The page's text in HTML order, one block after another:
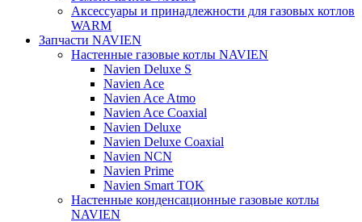
Аксессуары и принадлежности для газовых котлов
WARM
Запчасти NAVIEN
Настенные газовые котлы NAVIEN
Navien Deluxe S
Navien Ace
Navien Ace Atmo
Navien Ace Coaxial
Navien Deluxe
Navien Deluxe Coaxial
Navien NCN
Navien Prime
Navien Smart TOK
Настенные конденсационные газовые котлы
NAVIEN